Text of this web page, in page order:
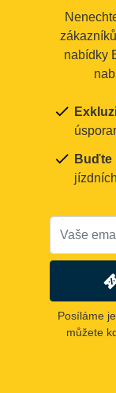
nabídky
Buďte
Posíláme
můžete